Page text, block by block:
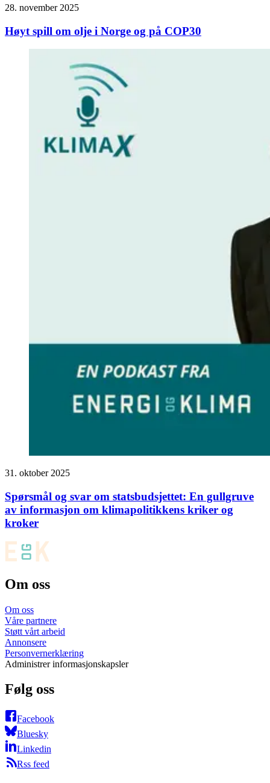
28. november 2025
Høyt spill om olje i Norge og på COP30
31. oktober 2025
Spørsmål og svar om statsbudsjettet: En gullgruve
av informasjon om klimapolitikkens kriker og
kroker
Om oss
Om oss
Våre partnere
Støtt vårt arbeid
Annonsere
Personvernerklæring
Administrer informasjonskapsler
Følg oss
Facebook
Bluesky
Linkedin
Rss feed